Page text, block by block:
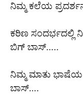
ನಿಮ್ಮ ಕಲೆಯ
ಕಠಿಣ ಸಂದರ್ಭದಲ್ಲಿ
ಬಿಗ್ ಬಾಸ್…..
ನಿಮ್ಮ ಮಾತು ಭಾಷೆಯ
ಬಾಸ್….